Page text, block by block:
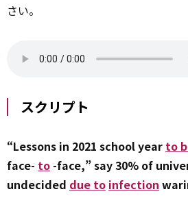
さい。
スクリプト
“Lessons in 2021 school year to
face- to -face,” say 30% of
undecided due to infection